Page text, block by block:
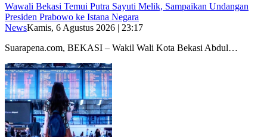
Wawali Bekasi Temui Putra Sayuti Melik, Sampaikan Undangan
Presiden Prabowo ke Istana Negara
NewsKamis, 6 Agustus 2026 | 23:17
Suarapena.com, BEKASI – Wakil Wali Kota Bekasi Abdul…